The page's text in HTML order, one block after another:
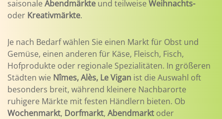
saisonale Abendmärkte und teilweise Weihnachts-
oder Kreativmärkte.
Je nach Bedarf wählen Sie einen Markt für Obst und
Gemüse, einen anderen für Käse, Fleisch, Fisch,
Hofprodukte oder regionale Spezialitäten. In größeren
Städten wie Nîmes, Alès, Le Vigan ist die Auswahl oft
besonders breit, während kleinere Nachbarorte
ruhigere Märkte mit festen Händlern bieten. Ob
Wochenmarkt, Dorfmarkt, Abendmarkt oder